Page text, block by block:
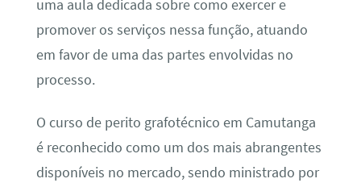
uma aula dedicada sobre como exercer e
promover os serviços nessa função, atuando
em favor de uma das partes envolvidas no
processo.
O curso de perito grafotécnico em Camutanga
é reconhecido como um dos mais abrangentes
disponíveis no mercado, sendo ministrado por